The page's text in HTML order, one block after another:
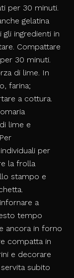
per 30 minuti.
gelatina
ingredienti in
Compattare
30 minuti.
di lime. In
farina;
a cottura.
lime e
per
la frolla
stampo e
a
tempo
ancora in forno
compatta in
e decorare
subito